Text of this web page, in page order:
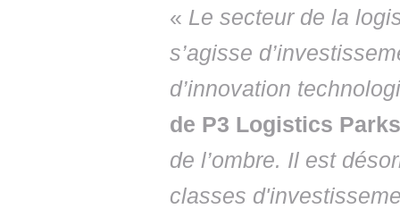
« Le secteur de la
s’agisse
d’innovation
de P3 Logistics Parks
de l’ombre. Il est
classes